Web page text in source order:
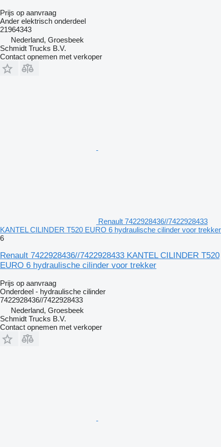
Prijs op aanvraag
Ander elektrisch onderdeel
21964343
Nederland, Groesbeek
Schmidt Trucks B.V.
Contact opnemen met verkoper
Renault 7422928436//7422928433
KANTEL CILINDER T520 EURO 6 hydraulische cilinder voor trekker
6
Renault 7422928436//7422928433 KANTEL CILINDER T520
EURO 6 hydraulische cilinder voor trekker
Prijs op aanvraag
Onderdeel - hydraulische cilinder
7422928436//7422928433
Nederland, Groesbeek
Schmidt Trucks B.V.
Contact opnemen met verkoper